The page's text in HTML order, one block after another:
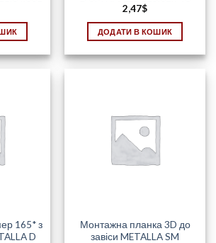
2,47$
ДОДАТИ В КОШИК
165* з
D
Монтажна планка 3D до
завіси METALLA SM